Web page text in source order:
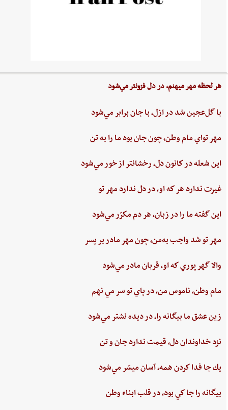
هر لحظه‌ مهر ميهنم،‌ در دل‌ فزونتر مي‌شود
با گل‌عجين‌ شد در ازل،‌ با جان‌ برابر مي‌شود
مهر تواي ‌مام ‌وطن،‌ چون‌ جان‌ بود ما را به‌ تن
اين ‌شعله ‌در كانون ‌دل، ‌رخشانتر از خور مي‌شود
غيرت‌ ندارد هر كه او، در دل‌ ندارد مهر تو
اين‌ گفته‌ ما را در زبان، هر دم‌ مكرّر مي‌شود
مهر تو شد واجب‌ به‌من،‌ چون‌ مهر مادر بر پسر
والا گهر پوري‌ كه او، قربان مادر مي‌شود
مام‌ وطن‌، ناموس‌ من‌، در پاي ‌تو سر مي نهم‌
زين‌ عشق‌ ما بيگانه را، در ديده ‌نشتر مي‌شود
نزد خداوندان دل،‌ قيمت‌ ندارد جان‌ و تن
يك جا فدا كردن‌ همه،‌ آسان ميسّر مي‌شود
بيگانه‌ را جا كي‌ بود، در قلب‌ ابناء وطن